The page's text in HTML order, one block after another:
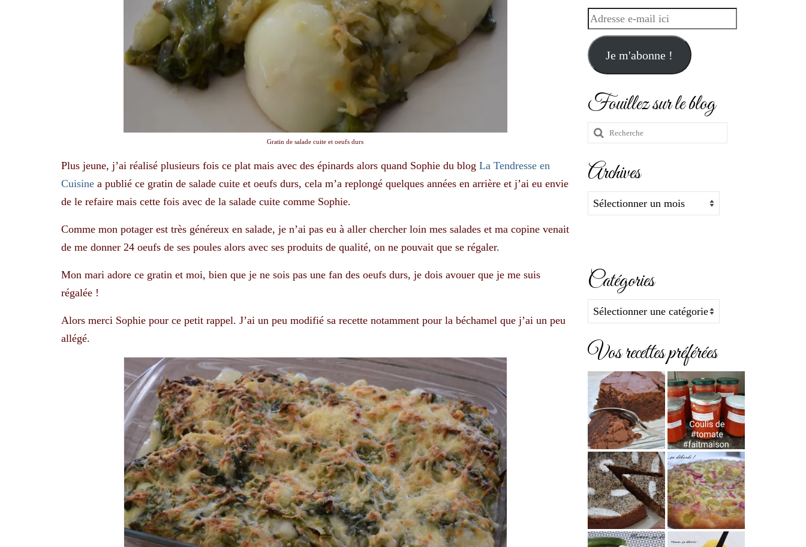
Gratin de salade cuite et oeufs durs
Plus jeune, j’ai réalisé plusieurs fois ce plat mais avec des épinards alors quand Sophie du blog La Tendresse en
Cuisine a publié ce gratin de salade cuite et oeufs durs, cela m’a replongé quelques années en arrière et j’ai eu envie
de le refaire mais cette fois avec de la salade cuite comme Sophie.
Comme mon potager est très généreux en salade, je n’ai pas eu à aller chercher loin mes salades et ma copine venait
de me donner 24 oeufs de ses poules alors avec ses produits de qualité, on ne pouvait que se régaler.
Mon mari adore ce gratin et moi, bien que je ne sois pas une fan des oeufs durs, je dois avouer que je me suis
régalée !
Alors merci Sophie pour ce petit rappel. J’ai un peu modifié sa recette notamment pour la béchamel que j’ai un peu
allégé.
Adresse
mail
ici
Je m'abonne !
Fouillez sur le blog
Rechercher
Archives
Archives
Catégories
Catégories
Vos recettes préférées